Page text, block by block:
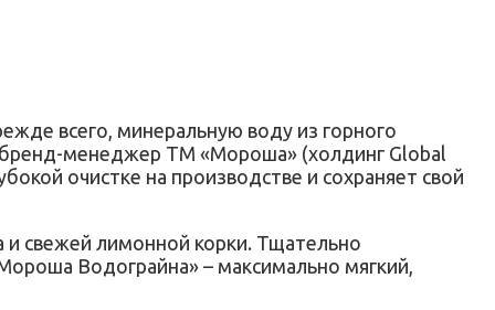
всего, минеральную воду из горного
бренд-менеджер ТМ «Мороша» (холдинг Global
очистке на производстве и сохраняет свой
и свежей лимонной корки. Тщательно
Водограйна» – максимально мягкий,